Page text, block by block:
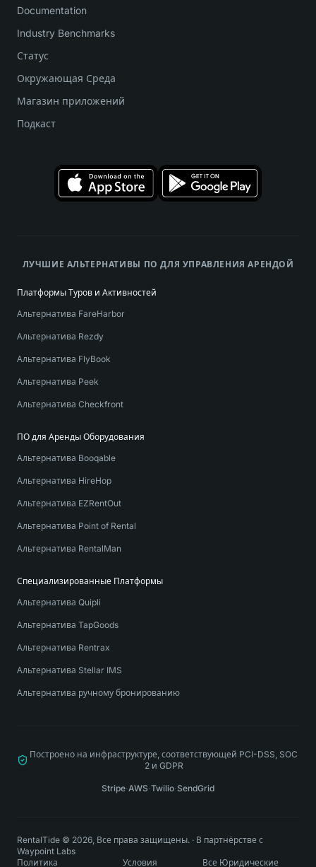
Documentation
Industry Benchmarks
Статус
Окружающая Среда
Магазин приложений
Подкаст
ЛУЧШИЕ АЛЬТЕРНАТИВЫ ПО ДЛЯ УПРАВЛЕНИЯ АРЕНДОЙ
Платформы Туров и Активностей
Альтернатива FareHarbor
Альтернатива Rezdy
Альтернатива FlyBook
Альтернатива Peek
Альтернатива Checkfront
ПО для Аренды Оборудования
Альтернатива Booqable
Альтернатива HireHop
Альтернатива EZRentOut
Альтернатива Point of Rental
Альтернатива RentalMan
Специализированные Платформы
Альтернатива Quipli
Альтернатива TapGoods
Альтернатива Rentrax
Альтернатива Stellar IMS
Альтернатива ручному бронированию
Построено на инфраструктуре, соответствующей PCI-DSS, SOC
2 и GDPR
Stripe·AWS·Twilio·SendGrid
RentalTide © 2026, Все права защищены. · В партнёрстве с
Waypoint Labs
Политика
Условия Все Юридические